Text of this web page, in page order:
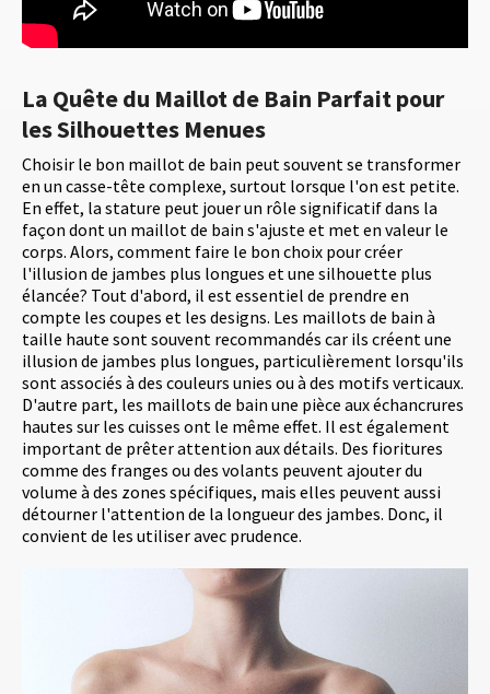
La Quête du Maillot de Bain Parfait pour
les Silhouettes Menues
Choisir le bon maillot de bain peut souvent se transformer
en un casse-tête complexe, surtout lorsque l'on est petite.
En effet, la stature peut jouer un rôle significatif dans la
façon dont un maillot de bain s'ajuste et met en valeur le
corps. Alors, comment faire le bon choix pour créer
l'illusion de jambes plus longues et une silhouette plus
élancée? Tout d'abord, il est essentiel de prendre en
compte les coupes et les designs. Les maillots de bain à
taille haute sont souvent recommandés car ils créent une
illusion de jambes plus longues, particulièrement lorsqu'ils
sont associés à des couleurs unies ou à des motifs verticaux.
D'autre part, les maillots de bain une pièce aux échancrures
hautes sur les cuisses ont le même effet. Il est également
important de prêter attention aux détails. Des fioritures
comme des franges ou des volants peuvent ajouter du
volume à des zones spécifiques, mais elles peuvent aussi
détourner l'attention de la longueur des jambes. Donc, il
convient de les utiliser avec prudence.